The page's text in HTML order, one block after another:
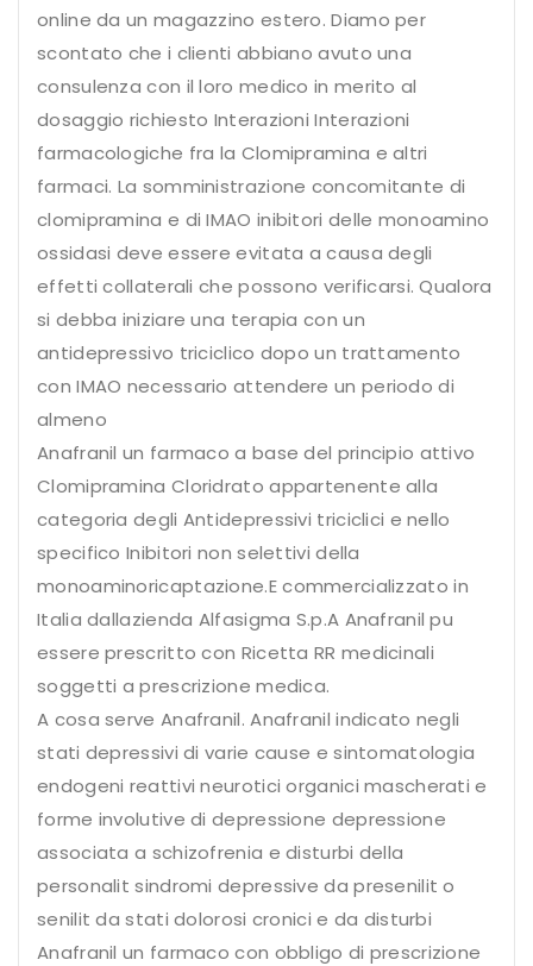
online da un magazzino estero. Diamo per
scontato che i clienti abbiano avuto una
consulenza con il loro medico in merito al
dosaggio richiesto Interazioni Interazioni
farmacologiche fra la Clomipramina e altri
farmaci. La somministrazione concomitante di
clomipramina e di IMAO inibitori delle monoamino
ossidasi deve essere evitata a causa degli
effetti collaterali che possono verificarsi. Qualora
si debba iniziare una terapia con un
antidepressivo triciclico dopo un trattamento
con IMAO necessario attendere un periodo di
almeno
Anafranil un farmaco a base del principio attivo
Clomipramina Cloridrato appartenente alla
categoria degli Antidepressivi triciclici e nello
specifico Inibitori non selettivi della
monoaminoricaptazione.E commercializzato in
Italia dallazienda Alfasigma S.p.A Anafranil pu
essere prescritto con Ricetta RR medicinali
soggetti a prescrizione medica.
A cosa serve Anafranil. Anafranil indicato negli
stati depressivi di varie cause e sintomatologia
endogeni reattivi neurotici organici mascherati e
forme involutive di depressione depressione
associata a schizofrenia e disturbi della
personalit sindromi depressive da presenilit o
senilit da stati dolorosi cronici e da disturbi
Anafranil un farmaco con obbligo di prescrizione